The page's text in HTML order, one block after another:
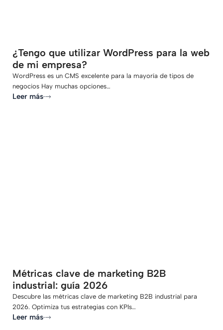
¿Tengo que utilizar WordPress para la web
de mi empresa?
WordPress es un CMS excelente para la mayoría de tipos de
negocios Hay muchas opciones…
Leer más
Métricas clave de marketing B2B
industrial: guía 2026
Descubre las métricas clave de marketing B2B industrial para
2026. Optimiza tus estrategias con KPIs…
Leer más